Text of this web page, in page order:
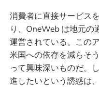
消費者に直接サービス
り、OneWeb は地元の
運営されている。この
米国への依存を減らそ
って興味深いものだ。
進したいという誘惑は